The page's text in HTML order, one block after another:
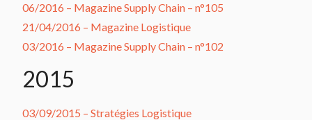
06/2016 – Magazine Supply Chain – n°105
21/04/2016 – Magazine Logistique
03/2016 – Magazine Supply Chain – n°102
2015
03/09/2015 – Stratégies Logistique